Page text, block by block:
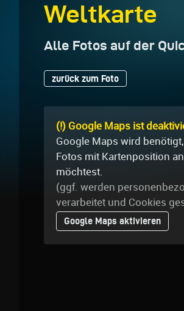
Weltkarte
Alle Fotos auf der
zurück zum Foto
(!) Google Maps ist
Google Maps wird
Fotos mit Kartenposition
möchtest.
(ggf. werden
verarbeitet und Cookies
Google Maps aktivieren